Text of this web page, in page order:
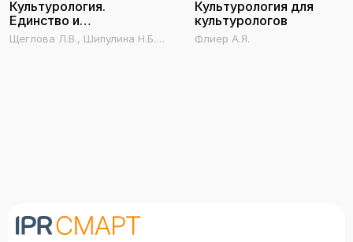
Культурология.
Единство и
многообразие форм
культуры
Щеглова Л.В., Шипулина Н.Б.,
Культурология для
культурологов
Флиер А.Я.